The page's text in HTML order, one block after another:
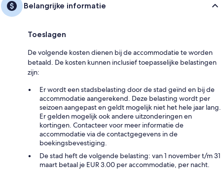
Belangrijke informatie
Toeslagen
De volgende kosten dienen bij de accommodatie te worden
betaald. De kosten kunnen inclusief toepasselijke belastingen
zijn:
Er wordt een stadsbelasting door de stad geïnd en bij de
accommodatie aangerekend. Deze belasting wordt per
seizoen aangepast en geldt mogelijk niet het hele jaar lang.
Er gelden mogelijk ook andere uitzonderingen en
kortingen. Contacteer voor meer informatie de
accommodatie via de contactgegevens in de
boekingsbevestiging.
De stad heft de volgende belasting: van 1 november t/m 31
maart betaal je EUR 3.00 per accommodatie, per nacht.